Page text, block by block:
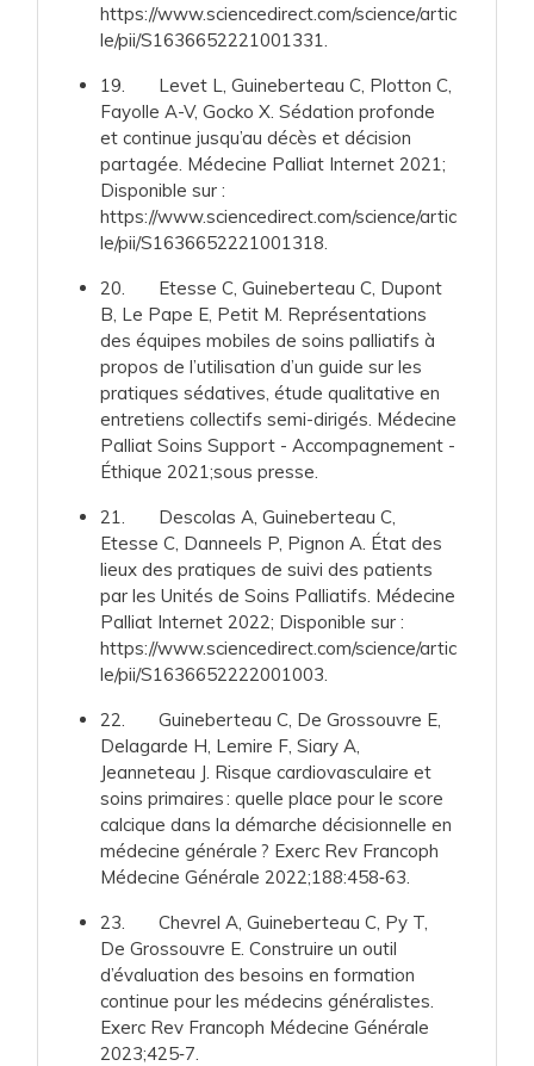
https://www.sciencedirect.com/science/artic
le/pii/S1636652221001331.
19. Levet L, Guineberteau C, Plotton C,
Fayolle A-V, Gocko X. Sédation profonde
et continue jusqu’au décès et décision
partagée. Médecine Palliat Internet 2021;
Disponible sur :
https://www.sciencedirect.com/science/artic
le/pii/S1636652221001318.
20. Etesse C, Guineberteau C, Dupont
B, Le Pape E, Petit M. Représentations
des équipes mobiles de soins palliatifs à
propos de l’utilisation d’un guide sur les
pratiques sédatives, étude qualitative en
entretiens collectifs semi-dirigés. Médecine
Palliat Soins Support - Accompagnement -
Éthique 2021;sous presse.
21. Descolas A, Guineberteau C,
Etesse C, Danneels P, Pignon A. État des
lieux des pratiques de suivi des patients
par les Unités de Soins Palliatifs. Médecine
Palliat Internet 2022; Disponible sur :
https://www.sciencedirect.com/science/artic
le/pii/S1636652222001003.
22. Guineberteau C, De Grossouvre E,
Delagarde H, Lemire F, Siary A,
Jeanneteau J. Risque cardiovasculaire et
soins primaires : quelle place pour le score
calcique dans la démarche décisionnelle en
médecine générale ? Exerc Rev Francoph
Médecine Générale 2022;188:458‑63.
23. Chevrel A, Guineberteau C, Py T,
De Grossouvre E. Construire un outil
d’évaluation des besoins en formation
continue pour les médecins généralistes.
Exerc Rev Francoph Médecine Générale
2023;425‑7.